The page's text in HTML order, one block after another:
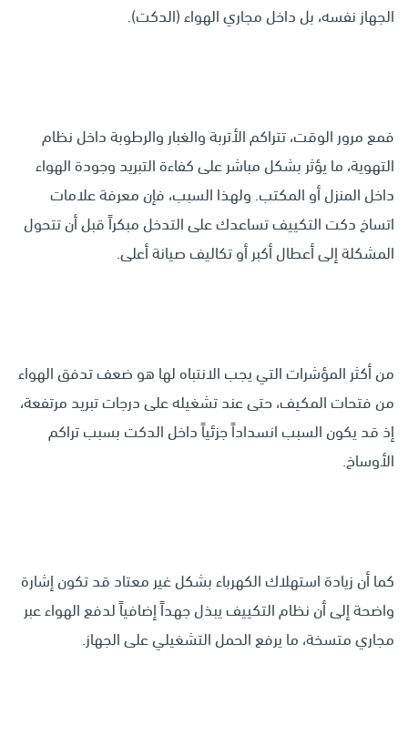
الجهاز نفسه، بل داخل مجاري الهواء (الدكت).
فمع مرور الوقت، تتراكم الأتربة والغبار والرطوبة داخل نظام
التهوية، ما يؤثر بشكل مباشر على كفاءة التبريد وجودة الهواء
داخل المنزل أو المكتب. ولهذا السبب، فإن معرفة علامات
اتساخ دكت التكييف تساعدك على التدخل مبكراً قبل أن تتحول
المشكلة إلى أعطال أكبر أو تكاليف صيانة أعلى.
من أكثر المؤشرات التي يجب الانتباه لها هو ضعف تدفق الهواء
من فتحات المكيف، حتى عند تشغيله على درجات تبريد مرتفعة،
إذ قد يكون السبب انسداداً جزئياً داخل الدكت بسبب تراكم
الأوساخ.
كما أن زيادة استهلاك الكهرباء بشكل غير معتاد قد تكون إشارة
واضحة إلى أن نظام التكييف يبذل جهداً إضافياً لدفع الهواء عبر
مجاري متسخة، ما يرفع الحمل التشغيلي على الجهاز.